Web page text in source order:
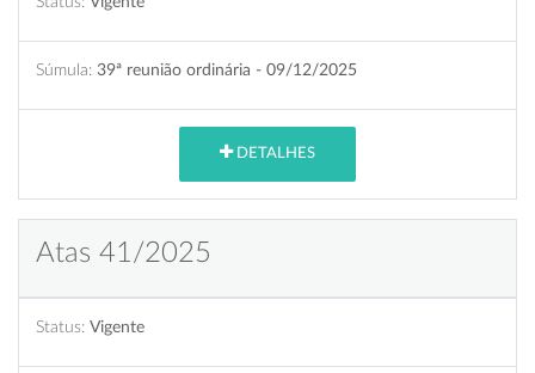
Súmula: 39ª reunião ordinária - 09/12/2025
DETALHES
Atas 41/2025
Status: Vigente